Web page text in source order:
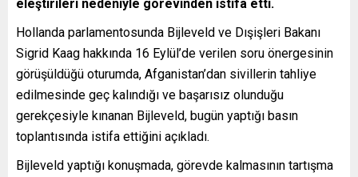
eleştirileri nedeniyle görevinden istifa etti.
Hollanda parlamentosunda Bijleveld ve Dışişleri Bakanı
Sigrid Kaag hakkında 16 Eylül’de verilen soru önergesinin
görüşüldüğü oturumda, Afganistan’dan sivillerin tahliye
edilmesinde geç kalındığı ve başarısız olunduğu
gerekçesiyle kınanan Bijleveld, bugün yaptığı basın
toplantısında istifa ettiğini açıkladı.
Bijleveld yaptığı konuşmada, görevde kalmasının tartışma